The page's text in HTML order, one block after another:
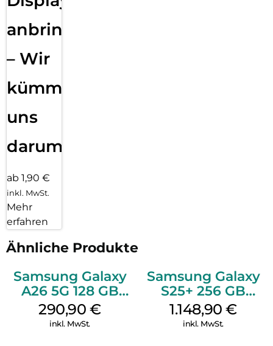
anbringen
– Wir
kümmern
uns
darum!
ab 1,90 €
inkl. MwSt.
Mehr
erfahren
Ähnliche Produkte
Samsung Galaxy
A26 5G 128 GB
White
290,90€
inkl. MwSt.
Samsung Galaxy
S25+ 256 GB
Icyblue
1.148,90€
inkl. MwSt.